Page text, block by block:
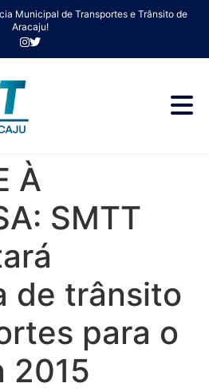
Municipal de Transportes e Trânsito de
Aracaju!
À
SMTT
de trânsito
para o
2015